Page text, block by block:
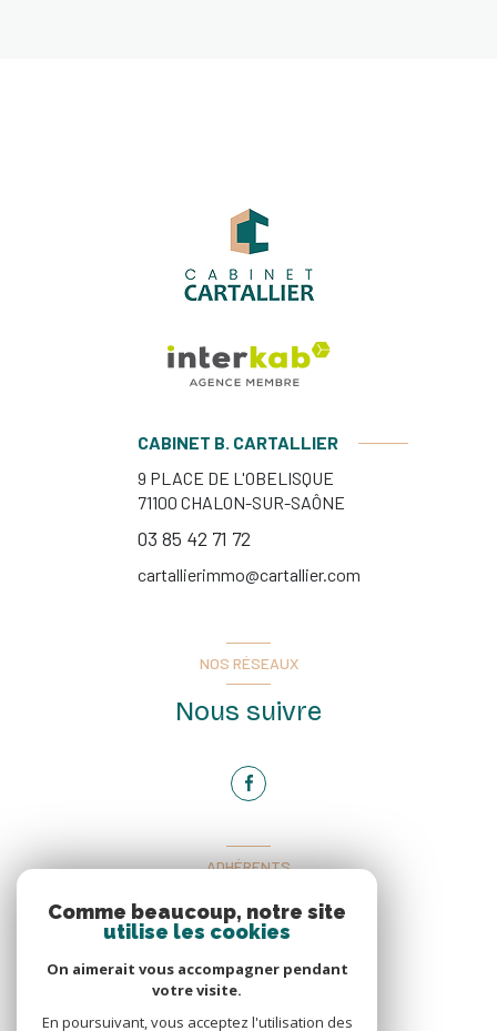
CABINET B. CARTALLIER
9 PLACE DE L'OBELISQUE
71100 CHALON-SUR-SAÔNE
03 85 42 71 72
cartallierimmo@cartallier.com
NOS RÉSEAUX
Nous suivre
ADHÉRENTS
Nous adhérons
Comme beaucoup, notre site
utilise les cookies
On aimerait vous accompagner pendant
votre visite.
En poursuivant, vous acceptez l'utilisation des